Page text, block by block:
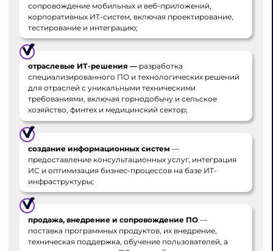
сопровождение мобильных и веб-приложений,
корпоративных ИТ-систем, включая проектирование,
тестирование и интеграцию;
отраслевые ИТ-решения — разработка
специализированного ПО и технологических решений
для отраслей с уникальными техническими
требованиями, включая горнодобычу и сельское
хозяйство, финтех и медицинский сектор;
создание информационных систем—
предоставление консультационных услуг, интеграция
ИС и оптимизация бизнес-процессов на базе ИТ-
инфраструктуры;
продажа, внедрение и сопровождение ПО—
поставка программных продуктов, их внедрение,
техническая поддержка, обучение пользователей, а